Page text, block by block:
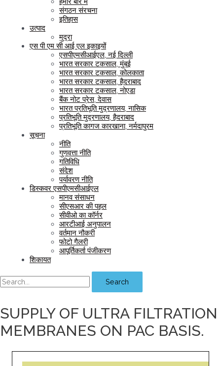
संगठन संरचना
इतिहास
उत्पाद
मुद्रा
एस पी एम सी आई एल इकाइयों
एसपीएमसीआईएल, नई दिल्ली
भारत सरकार टकसाल, मुंबई
भारत सरकार टकसाल, कोलकाता
भारत सरकार टकसाल, हैदराबाद
भारत सरकार टकसाल, नोएडा
बैंक नोट प्रेस, देवास
भारत प्रतिभूति मुद्रणालय, नासिक
प्रतिभूति मुद्रणालय, हैदराबाद
प्रतिभूति कागज कारखाना, नर्मदापुरम
सूचना
नीति
गुणवत्ता नीति
गतिविधि
संदेश
पर्यावरण नीति
डिस्कवर एसपीएमसीआईएल
मानव संसाधन
सीएसआर की पहल
सीवीओ का कॉर्नर
आरटीआई अनुपालन
वर्तमान नौकरी
फोटो गैलरी
आपूर्तिकर्ता पंजीकरण
शिकायत
Search
SUPPLY OF ULTRA FILTRATION
MEMBRANES ON PAC BASIS.